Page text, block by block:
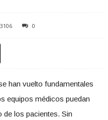
3106 0
han vuelto fundamentales
equipos médicos puedan
de los pacientes. Sin